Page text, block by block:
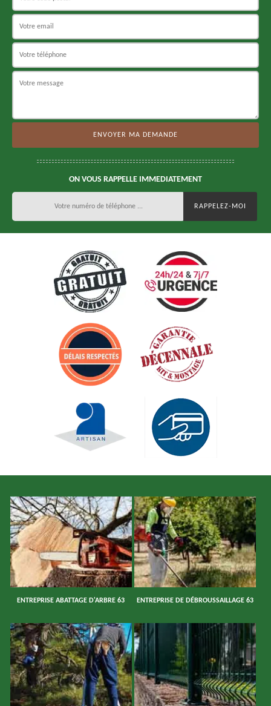
ON VOUS RAPPELLE IMMEDIATEMENT
ENTREPRISE ABATTAGE D'ARBRE 63 ENTREPRISE DE DÉBROUSSAILLAGE 63